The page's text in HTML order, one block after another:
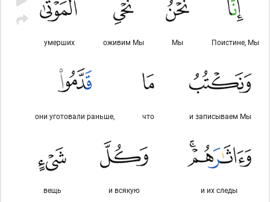
Поистине, Мы
Мы
оживим Мы
умерших
и записываем Мы
что
они уготовали раньше,
и их следы
и всякую
вещь